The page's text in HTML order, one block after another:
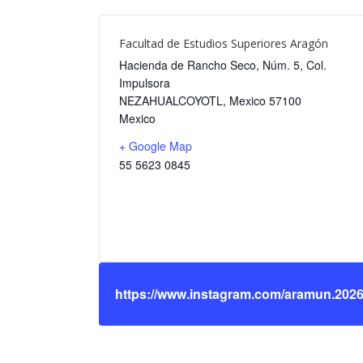
Facultad de Estudios Superiores Aragón
Hacienda de Rancho Seco, Núm. 5, Col.
Impulsora
NEZAHUALCOYOTL, Mexico 57100
Mexico
+ Google Map
55 5623 0845
https://www.instagram.com/